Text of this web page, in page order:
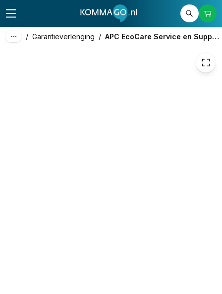
/ Garantieverlenging / APC EcoCare Service en Support
excl. btw